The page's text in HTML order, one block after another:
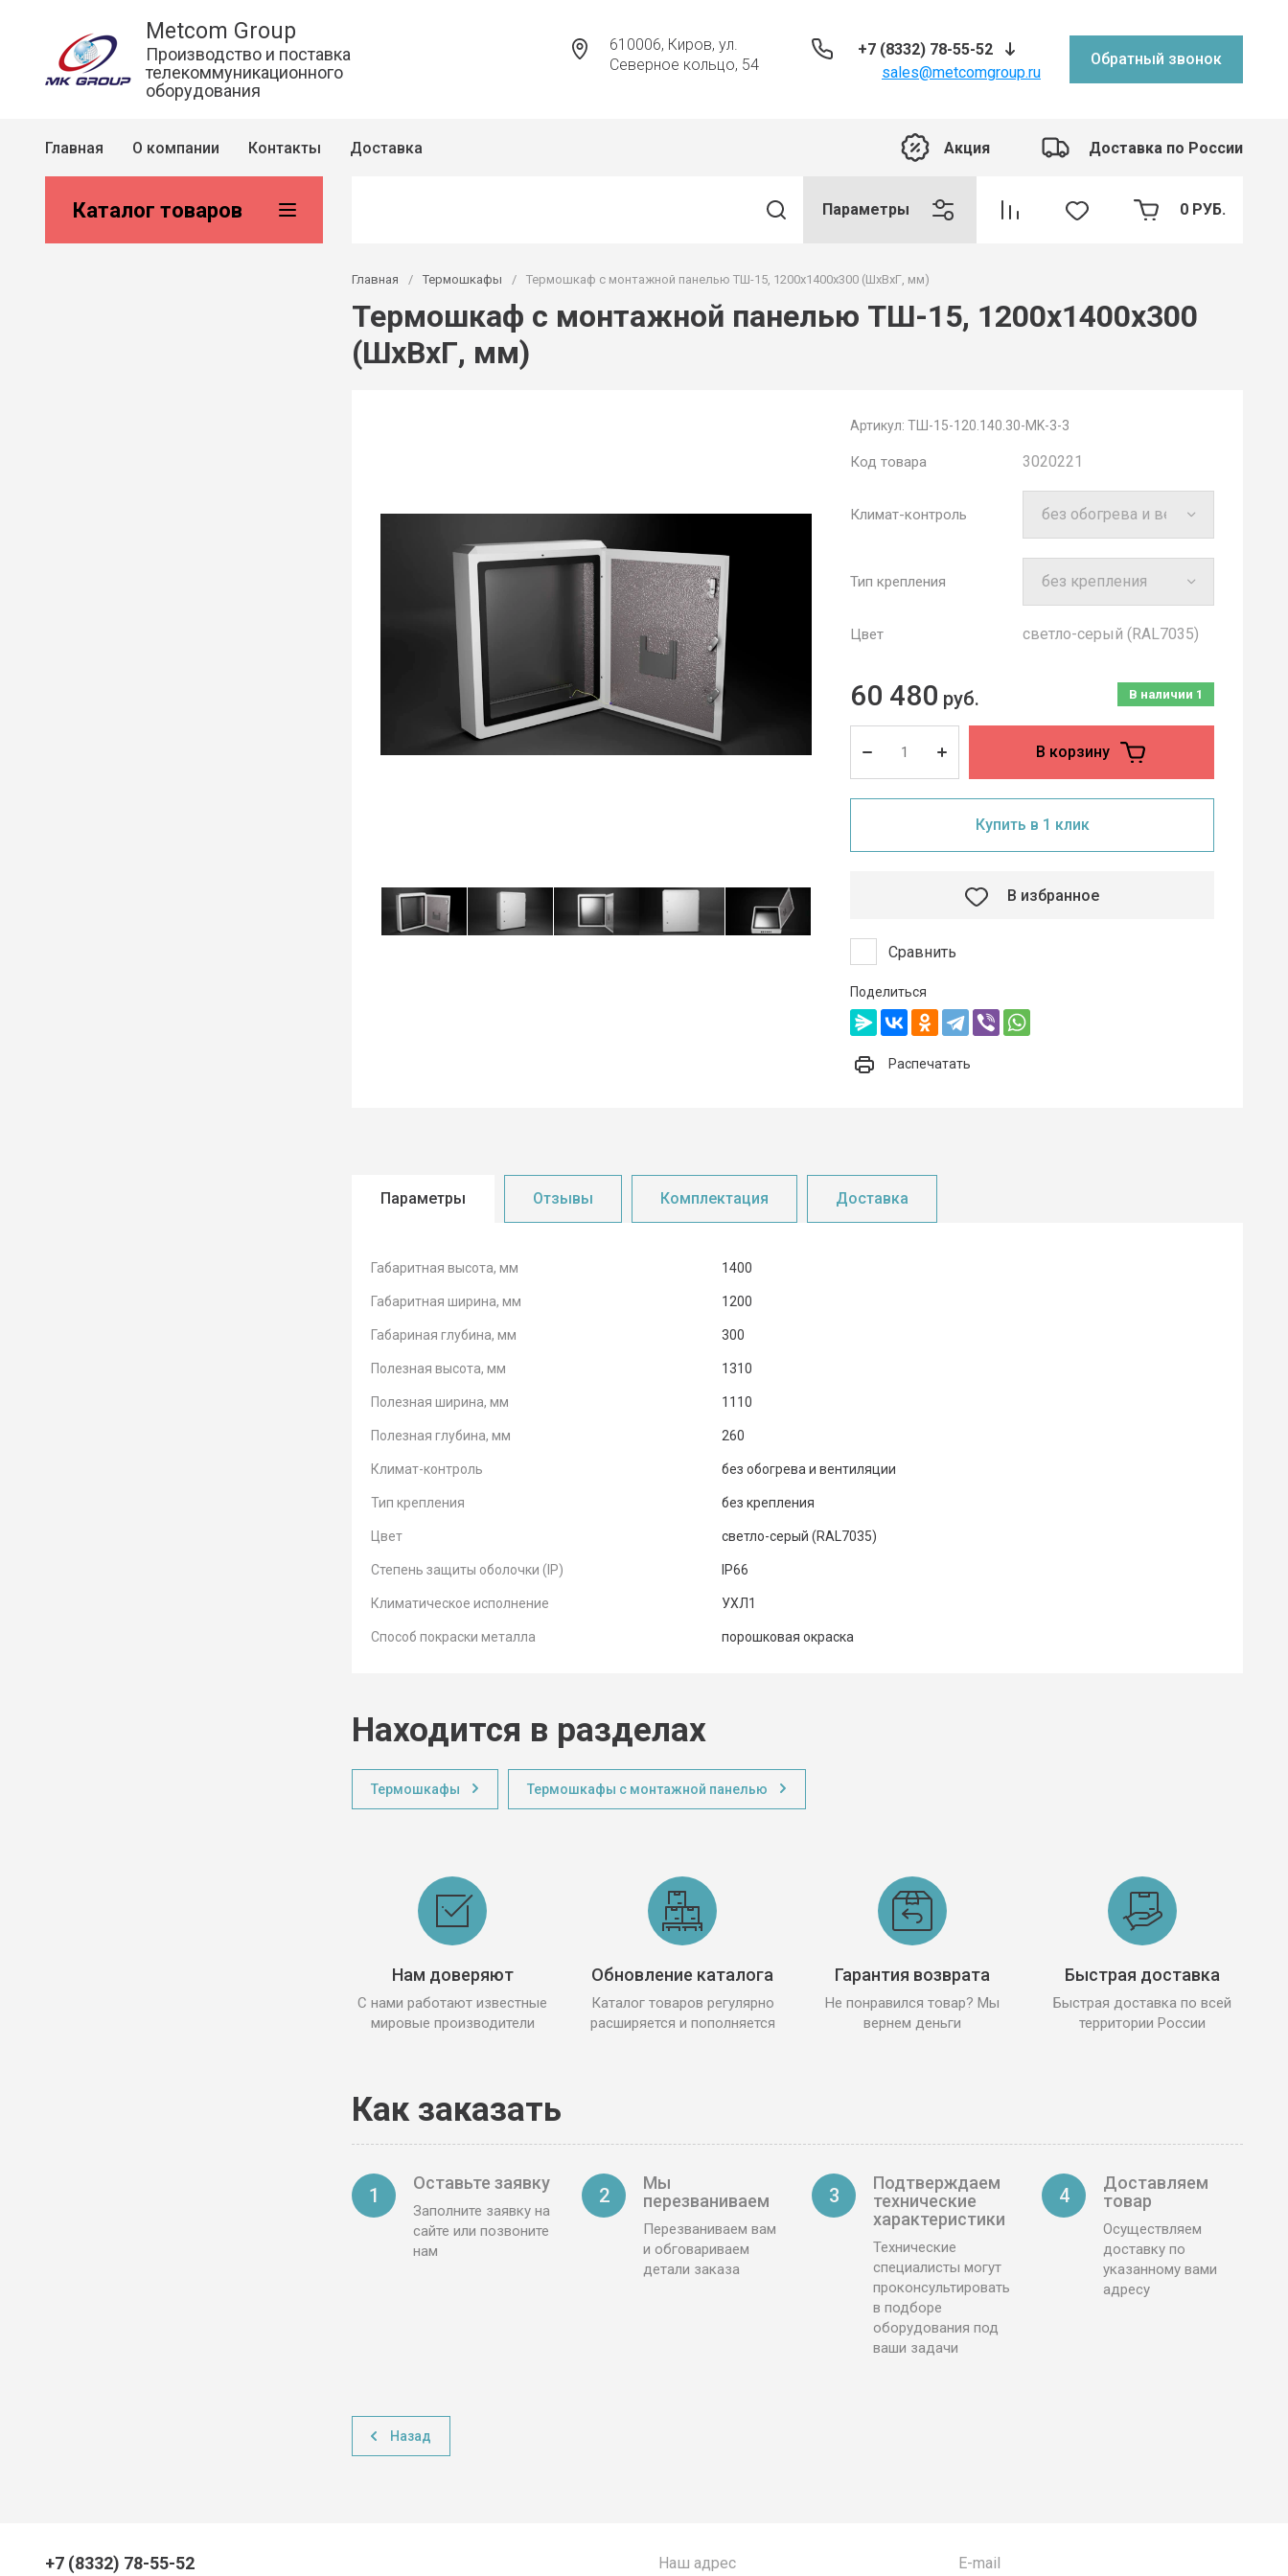
Metcom Group
Производство и поставка
телекоммуникационного
оборудования
610006, Киров, ул.
Северное кольцо, 54
+7 (8332) 78-55-52
sales@metcomgroup.ru
Обратный звонок
Главная О компании Контакты Доставка Акция Доставка по России
Каталог товаров Параметры 0 РУБ.
Главная / Термошкафы / Термошкаф с монтажной панелью ТШ-15, 1200х1400х300 (ШхВхГ, мм)
Термошкаф с монтажной панелью ТШ-15, 1200х1400х300
(ШхВхГ, мм)
Артикул: ТШ-15-120.140.30-MK-3-3
Код товара 3020221
Климат-контроль
Тип крепления
Цвет cветло-серый (RAL7035)
В наличии 1
60 480 руб.
В корзину
Купить в 1 клик
Сравнить
В избранное
Поделиться
Распечатать
Параметры Отзывы Комплектация Доставка
Габаритная высота, мм 1400
Габаритная ширина, мм 1200
Габариная глубина, мм 300
Полезная высота, мм 1310
Полезная ширина, мм 1110
Полезная глубина, мм 260
Климат-контроль без обогрева и вентиляции
Тип крепления без крепления
Цвет cветло-серый (RAL7035)
Степень защиты оболочки (IP) IP66
Климатическое исполнение УХЛ1
Способ покраски металла порошковая окраска
Находится в разделах
Термошкафы Термошкафы с монтажной панелью
Нам доверяют
С нами работают известные
мировые производители
Обновление каталога
Каталог товаров регулярно
расширяется и пополняется
Гарантия возврата
Не понравился товар? Мы
вернем деньги
Быстрая доставка
Быстрая доставка по всей
территории России
Как заказать
1
Оставьте заявку
Заполните заявку на
сайте или позвоните
нам
2
Мы
перезваниваем
Перезваниваем вам
и обговариваем
детали заказа
3
Подтверждаем
технические
характеристики
Технические
специалисты могут
проконсультировать
в подборе
оборудования под
ваши задачи
4
Доставляем
товар
Осуществляем
доставку по
указанному вами
адресу
Назад
+7 (8332) 78-55-52
Наш адрес
E-mail